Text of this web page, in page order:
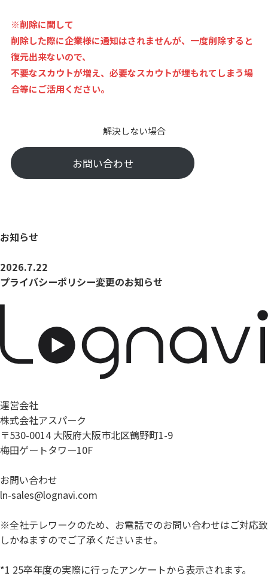
※削除に関して
削除した際に企業様に通知はされませんが、一度削除すると
復元出来ないので、
不要なスカウトが増え、必要なスカウトが埋もれてしまう場
合等にご活用ください。
解決しない場合
お問い合わせ
お知らせ
2026.7.22
プライバシーポリシー変更のお知らせ
運営会社
株式会社アスパーク
〒530-0014 大阪府大阪市北区鶴野町1-9
梅田ゲートタワー10F
お問い合わせ
ln-sales@lognavi.com
※全社テレワークのため、お電話でのお問い合わせはご対応致
しかねますのでご了承くださいませ。
*1 25卒年度の実際に行ったアンケートから表示されます。